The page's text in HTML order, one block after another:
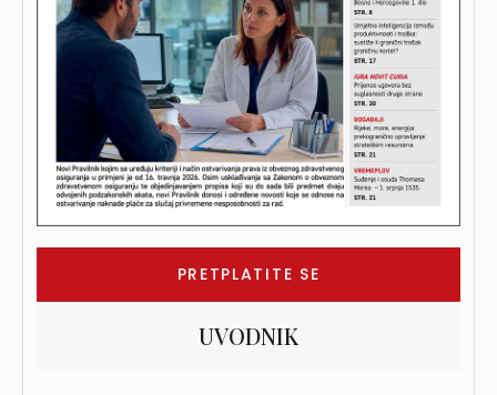
PRETPLATITE SE
UVODNIK